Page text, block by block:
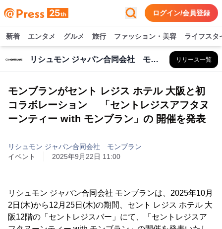
ログイン/会員登録
新着 エンタメ グルメ 旅行 ファッション・美容 ライフスタ
リシュモン ジャパン合同会社 モンブラン リリース一覧
モンブランがセント レジス ホテル 大阪と初
コラボレーション 「セントレジスアフタヌ
ーンティー with モンブラン」の 開催を発表
リシュモン ジャパン合同会社 モンブラン
イベント
2025年9月22日 11:00
リシュモン ジャパン合同会社 モンブランは、2025年10月
2日(木)から12月25日(木)の期間、セント レジス ホテル 大
阪12階の「セントレジスバー」にて、「セントレジスア